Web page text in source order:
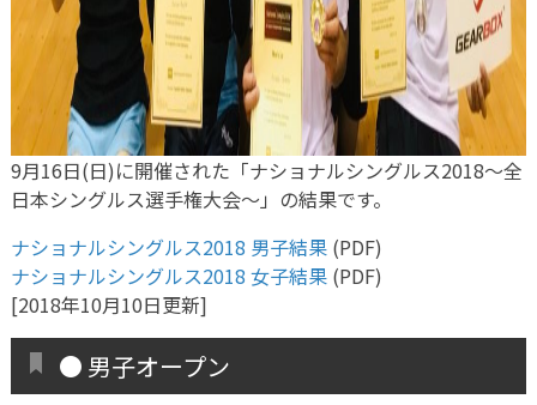
9月16日(日)に開催された「ナショナルシングルス2018〜全
日本シングルス選手権大会〜」の結果です。
ナショナルシングルス2018 男子結果(PDF)
ナショナルシングルス2018 女子結果(PDF)
[2018年10月10日更新]
● 男子オープン